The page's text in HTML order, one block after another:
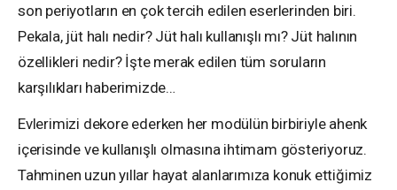
son periyotların en çok tercih edilen eserlerinden biri.
Pekala, jüt halı nedir? Jüt halı kullanışlı mı? Jüt halının
özellikleri nedir? İşte merak edilen tüm soruların
karşılıkları haberimizde…
Evlerimizi dekore ederken her modülün birbiriyle ahenk
içerisinde ve kullanışlı olmasına ihtimam gösteriyoruz.
Tahminen uzun yıllar hayat alanlarımıza konuk ettiğimiz